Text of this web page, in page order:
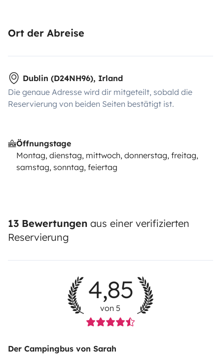
Ort der Abreise
Dublin (D24NH96), Irland
Die genaue Adresse wird dir mitgeteilt, sobald die
Reservierung von beiden Seiten bestätigt ist.
Öffnungstage
Montag, dienstag, mittwoch, donnerstag, freitag,
samstag, sonntag, feiertag
13 Bewertungen aus einer verifizierten
Reservierung
4,85
von 5
Der Campingbus von Sarah